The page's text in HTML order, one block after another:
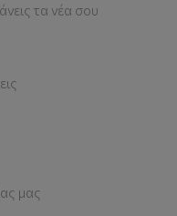
τα νέα σου
μας